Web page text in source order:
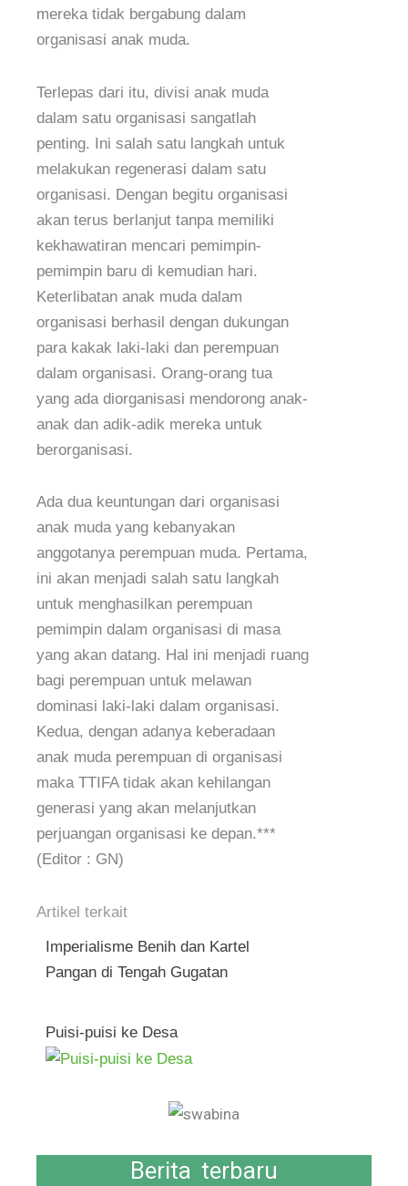
mereka tidak bergabung dalam
organisasi anak muda.
Terlepas dari itu, divisi anak muda
dalam satu organisasi sangatlah
penting. Ini salah satu langkah untuk
melakukan regenerasi dalam satu
organisasi. Dengan begitu organisasi
akan terus berlanjut tanpa memiliki
kekhawatiran mencari pemimpin-
pemimpin baru di kemudian hari.
Keterlibatan anak muda dalam
organisasi berhasil dengan dukungan
para kakak laki-laki dan perempuan
dalam organisasi. Orang-orang tua
yang ada diorganisasi mendorong anak-
anak dan adik-adik mereka untuk
berorganisasi.
Ada dua keuntungan dari organisasi
anak muda yang kebanyakan
anggotanya perempuan muda. Pertama,
ini akan menjadi salah satu langkah
untuk menghasilkan perempuan
pemimpin dalam organisasi di masa
yang akan datang. Hal ini menjadi ruang
bagi perempuan untuk melawan
dominasi laki-laki dalam organisasi.
Kedua, dengan adanya keberadaan
anak muda perempuan di organisasi
maka TTIFA tidak akan kehilangan
generasi yang akan melanjutkan
perjuangan organisasi ke depan.***
(Editor : GN)
Artikel terkait
Imperialisme Benih dan Kartel
Pangan di Tengah Gugatan
Puisi-puisi ke Desa
Berita terbaru